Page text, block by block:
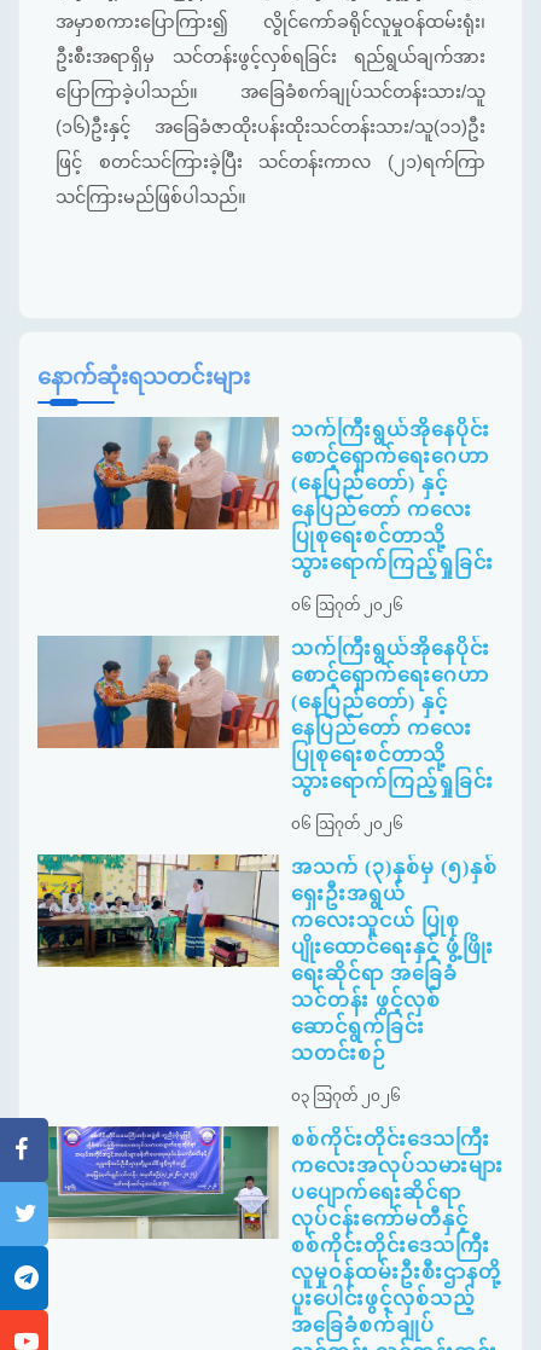
အမှာစကားပြောကြား၍ လွိုင်ကော်ခရိုင်လူမှုဝန်ထမ်းရုံး၊
ဦးစီးအရာရှိမှ သင်တန်းဖွင့်လှစ်ရခြင်း ရည်ရွယ်ချက်အား
ပြောကြာခဲ့ပါသည်။ အခြေခံစက်ချုပ်သင်တန်းသား/သူ
(၁၆)ဦးနှင့် အခြေခံဇာထိုးပန်းထိုးသင်တန်းသား/သူ(၁၁)ဦး
ဖြင့် စတင်သင်ကြားခဲ့ပြီး သင်တန်းကာလ (၂၁)ရက်ကြာ
သင်ကြားမည်ဖြစ်ပါသည်။
နောက်ဆုံးရသတင်းများ
သက်ကြီးရွယ်အိုနေပိုင်း
စောင့်ရှောက်ရေးဂေဟာ
(နေပြည်တော်) နှင့်
နေပြည်တော် ကလေး
ပြုစုရေးစင်တာသို့
သွားရောက်ကြည့်ရှုခြင်း
၀၆ ဩဂုတ် ၂၀၂၆
သက်ကြီးရွယ်အိုနေပိုင်း
စောင့်ရှောက်ရေးဂေဟာ
(နေပြည်တော်) နှင့်
နေပြည်တော် ကလေး
ပြုစုရေးစင်တာသို့
သွားရောက်ကြည့်ရှုခြင်း
၀၆ ဩဂုတ် ၂၀၂၆
အသက် (၃)နှစ်မှ (၅)နှစ်
ရှေးဦးအရွယ်
ကလေးသူငယ် ပြုစု
ပျိုးထောင်ရေးနှင့် ဖွံ့ဖြိုး
ရေးဆိုင်ရာ အခြေခံ
သင်တန်း ဖွင့်လှစ်
ဆောင်ရွက်ခြင်း
သတင်းစဉ်
၀၃ ဩဂုတ် ၂၀၂၆
စစ်ကိုင်းတိုင်းဒေသကြီး
ကလေးအလုပ်သမားများ
ပပျောက်ရေးဆိုင်ရာ
လုပ်ငန်းကော်မတီနှင့်
စစ်ကိုင်းတိုင်းဒေသကြီး
လူမှုဝန်ထမ်းဦးစီးဌာနတို့
ပူးပေါင်းဖွင့်လှစ်သည့်
အခြေခံစက်ချုပ်